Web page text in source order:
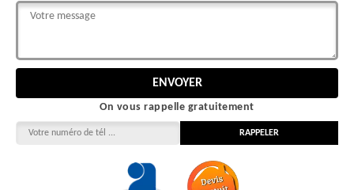
On vous rappelle gratuitement